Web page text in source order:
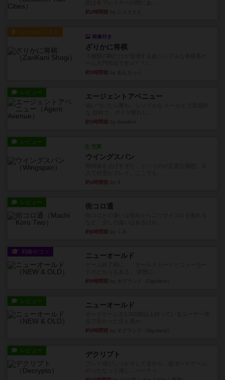
約2時間前
ルール/インスト
画像付き
ざりかに将棋
約3時間前
レビュー エージェントアベニュー
約3時間前
レビュー
充実
ウイングスパン
約4時間前
レビュー 街コロ通
約8時間前
戦略やコツ ニューオールド
約9時間前
レビュー ニューオールド
約9時間前
レビュー デクリプト